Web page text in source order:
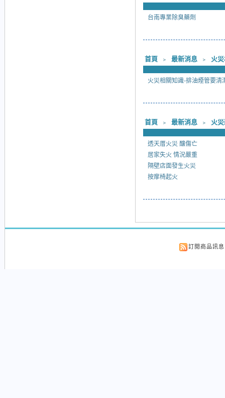
台南專業除臭藥劑
首頁 ﹥ 最新消息 ﹥ 火
火災相關知識-排油煙管要清
首頁 ﹥ 最新消息 ﹥ 火
透天厝火災 釀傷亡
居家失火 情況嚴重
隔壁店面發生火災
按摩椅起火
訂閱商品訊息